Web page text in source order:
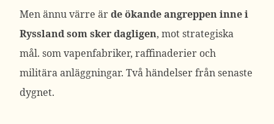
Men ännu värre ärde ökande angreppen inne i
Ryssland som sker dagligen, mot strategiska
mål. som vapenfabriker, raffinaderier och
militära anläggningar. Två händelser från senaste
dygnet.